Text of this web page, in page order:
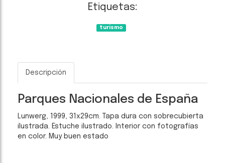
Etiquetas:
turismo
Descripción
Parques Nacionales de España
Lunwerg, 1999, 31x29cm. Tapa dura con sobrecubierta
ilustrada. Estuche ilustrado. Interior con fotografías
en color. Muy buen estado